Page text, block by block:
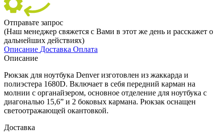
Отправьте запрос
(Наш менеджер свяжется с Вами в этот же день и расскажет о
дальнейших действиях)
Описание Доставка Оплата
Описание
Рюкзак для ноутбука Denver изготовлен из жаккарда и
полиэстера 1680D. Включает в себя передний карман на
молнии с органайзером, основное отделение для ноутбука с
диагональю 15,6” и 2 боковых кармана. Рюкзак оснащен
светоотражающей окантовкой.
Доставка